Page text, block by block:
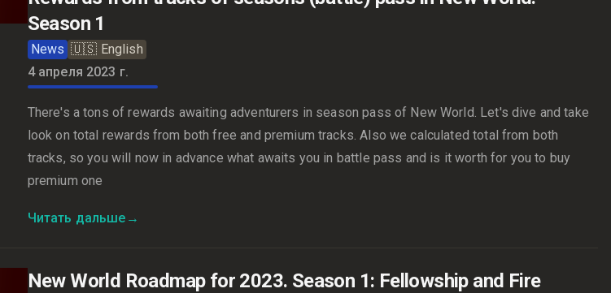
Season 1
News 🇺🇸 English
4 апреля 2023 г.
There's a tons of rewards awaiting adventurers in season pass of New World. Let's dive and take
look on total rewards from both free and premium tracks. Also we calculated total from both
tracks, so you will now in advance what awaits you in battle pass and is it worth for you to buy
premium one
Читать дальше →
New World Roadmap for 2023. Season 1: Fellowship and Fire